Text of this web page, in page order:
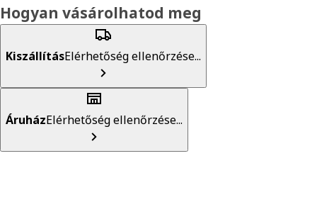
Hogyan vásárolhatod meg
KiszállításElérhetőség ellenőrzése...
ÁruházElérhetőség ellenőrzése...